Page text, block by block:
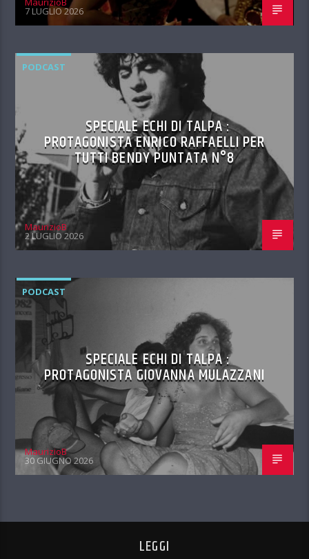
7 LUGLIO 2026
PODCAST
SPECIALE ECHI DI TALPA :
PROTAGONISTA ENRICO RAFFAELLI PER
TUTTI BENDY PUNTATA N°8
MaurizioB
2 LUGLIO 2026
PODCAST
SPECIALE ECHI DI TALPA :
PROTAGONISTA GIOVANNA MULAZZANI
MaurizioB
30 GIUGNO 2026
LEGGI